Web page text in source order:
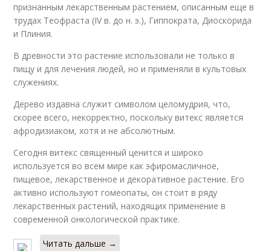
признанным лекарственным растением, описанным еще в
трудах Теофраста (IV в. до н. э.), Гиппократа, Диоскорида
и Плиния.
В древности это растение использовали не только в
пищу и для лечения людей, но и применяли в культовых
служениях.
Дерево издавна служит символом целомудрия, что,
скорее всего, некорректно, поскольку витекс является
афродизиаком, хотя и не абсолютным.
Сегодня витекс священный ценится и широко
используется во всем мире как эфиромасличное,
пищевое, лекарственное и декоративное растение. Его
активно используют гомеопаты, он стоит в ряду
лекарственных растений, находящих применение в
современной онкологической практике.
Читать дальше →